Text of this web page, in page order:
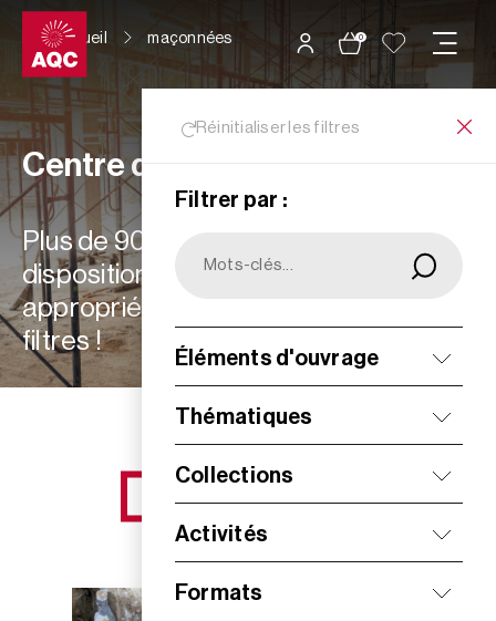
Panneau de gestion des cookies
0
Accueil maçonnées
Réinitialiser les filtres
Filtrer par :
Éléments d'ouvrage
Thématiques
Collections
Activités
Formats
Centre de ressources
Plus de 900 ressources à votre
disposition : choisissez les plus
appropriées à vos besoins grâce aux
filtres !
NOS NOUVEAUTÉS